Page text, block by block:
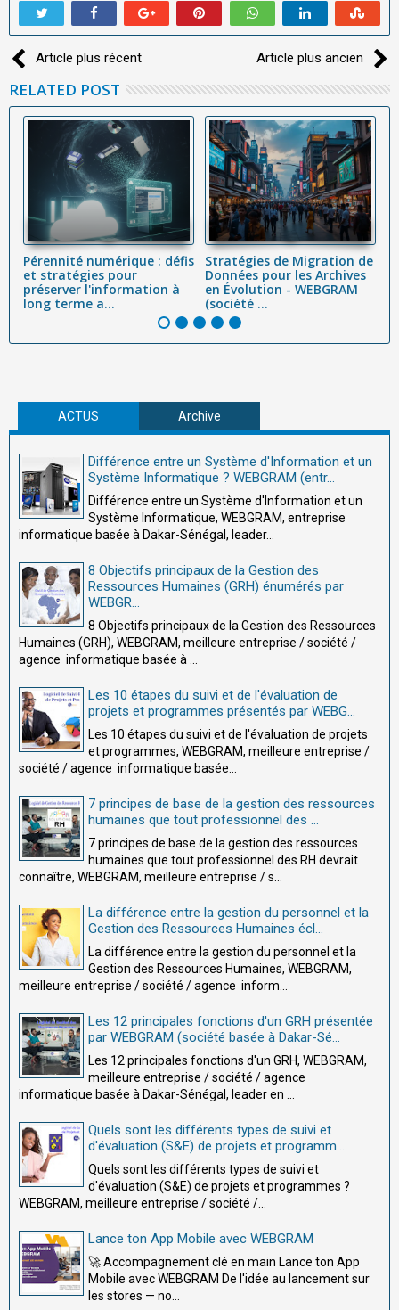
Article plus récent Article plus ancien
RELATED POST
Pérennité numérique : défis
et stratégies pour
préserver l'information à
long terme a...
Stratégies de Migration de
Données pour les Archives
en Évolution - WEBGRAM
(société ...
ACTUS Archive
Différence entre un Système d'Information et un
Système Informatique ? WEBGRAM (entr...
Différence entre un Système d'Information et un
Système Informatique, WEBGRAM, entreprise
informatique basée à Dakar-Sénégal, leader...
8 Objectifs principaux de la Gestion des
Ressources Humaines (GRH) énumérés par
WEBGR...
8 Objectifs principaux de la Gestion des Ressources
Humaines (GRH), WEBGRAM, meilleure entreprise / société /
agence informatique basée à ...
Les 10 étapes du suivi et de l'évaluation de
projets et programmes présentés par WEBG...
Les 10 étapes du suivi et de l'évaluation de projets
et programmes, WEBGRAM, meilleure entreprise /
société / agence informatique basée...
7 principes de base de la gestion des ressources
humaines que tout professionnel des ...
7 principes de base de la gestion des ressources
humaines que tout professionnel des RH devrait
connaître, WEBGRAM, meilleure entreprise / s...
La différence entre la gestion du personnel et la
Gestion des Ressources Humaines écl...
La différence entre la gestion du personnel et la
Gestion des Ressources Humaines, WEBGRAM,
meilleure entreprise / société / agence inform...
Les 12 principales fonctions d'un GRH présentée
par WEBGRAM (société basée à Dakar-Sé...
Les 12 principales fonctions d'un GRH, WEBGRAM,
meilleure entreprise / société / agence
informatique basée à Dakar-Sénégal, leader en ...
Quels sont les différents types de suivi et
d'évaluation (S&E) de projets et programm...
Quels sont les différents types de suivi et
d'évaluation (S&E) de projets et programmes ?
WEBGRAM, meilleure entreprise / société /...
Lance ton App Mobile avec WEBGRAM
🚀 Accompagnement clé en main Lance ton App
Mobile avec WEBGRAM De l'idée au lancement sur
les stores — no...